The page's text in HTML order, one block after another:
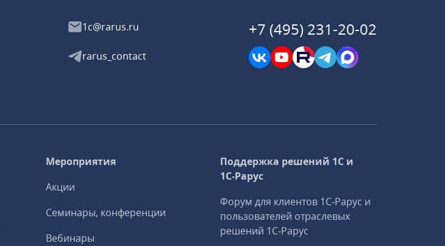
1c@rarus.ru
rarus_contact
+7 (495) 231-20-02
Мероприятия
Акции
Семинары, конференции
Вебинары
Поддержка решений 1С и
1С‑Рарус
Форум для клиентов 1С‑Рарус и
пользователей отраслевых
решений 1С‑Рарус